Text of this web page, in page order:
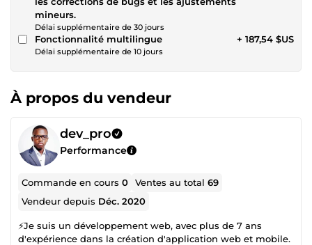
mineurs.
Délai supplémentaire de 30 jours
Fonctionnalité multilingue
Délai supplémentaire de 10 jours
+ 187,54 $US
À propos du vendeur
dev_pro
Performance
Commande en cours0 Ventes au total69
Vendeur depuis Déc. 2020
⚡Je suis un développement web, avec plus de 7 ans
d'expérience dans la création d'application web et mobile.